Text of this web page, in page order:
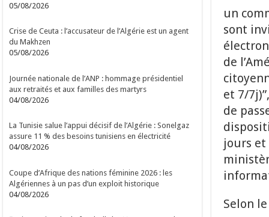
un
sont
de
et 7/
de
jours et
Selon
05/08/2026
Crise de Ceuta : l’accusateur de l’Algérie est un agent
du Makhzen
05/08/2026
Journée nationale de l’ANP : hommage présidentiel
aux retraités et aux familles des martyrs
04/08/2026
La Tunisie salue l’appui décisif de l’Algérie : Sonelgaz
assure 11 % des besoins tunisiens en électricité
04/08/2026
Coupe d’Afrique des nations féminine 2026 : les
Algériennes à un pas d’un exploit historique
04/08/2026